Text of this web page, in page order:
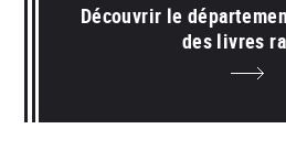
Découvrir le
des livres